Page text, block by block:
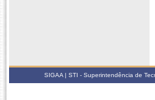
SIGAA | STI - Superintendência de